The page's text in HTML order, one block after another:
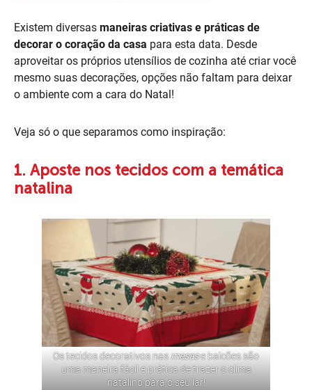
Existem diversas maneiras criativas e práticas de
decorar o coração da casa para esta data. Desde
aproveitar os próprios utensílios de cozinha até criar você
mesmo suas decorações, opções não faltam para deixar
o ambiente com a cara do Natal!
Veja só o que separamos como inspiração:
1. Aposte nos tecidos com a temática
natalina
Os tecidos decorativos nasmesase balcões são
uma maneira fácil e prática de trazer o clima
natalino para o seu lar!